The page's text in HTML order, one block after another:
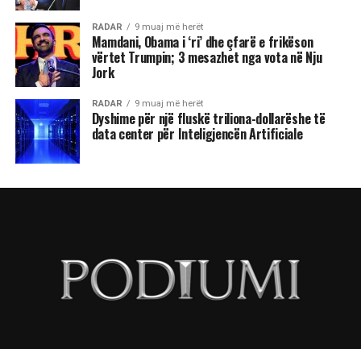
RADAR 9 muaj më herët
Mamdani, Obama i ‘ri’ dhe çfarë e frikëson
vërtet Trumpin; 3 mesazhet nga vota në Nju
Jork
RADAR 9 muaj më herët
Dyshime për një fluskë triliona-dollarëshe të
data center për Inteligjencën Artificiale